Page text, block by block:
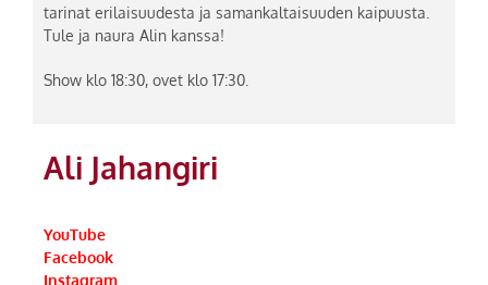
tarinat erilaisuudesta ja samankaltaisuuden kaipuusta.
Tule ja naura Alin kanssa!
Show klo 18:30, ovet klo 17:30.
Ali Jahangiri
YouTube
Facebook
Instagram